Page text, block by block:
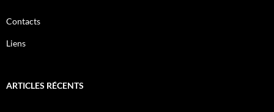
Contacts
Liens
ARTICLES RÉCENTS